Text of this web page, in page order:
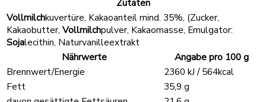
Zutaten
Vollmilchkuvertüre, Kakaoanteil mind. 35%, (Zucker,
Kakaobutter, Vollmilchpulver, Kakaomasse, Emulgator:
Sojalecithin, Naturvanilleextrakt
Nährwerte
Angabe pro 100 g
Brennwert/Energie
2360 kJ / 564kcal
Fett
35,9 g